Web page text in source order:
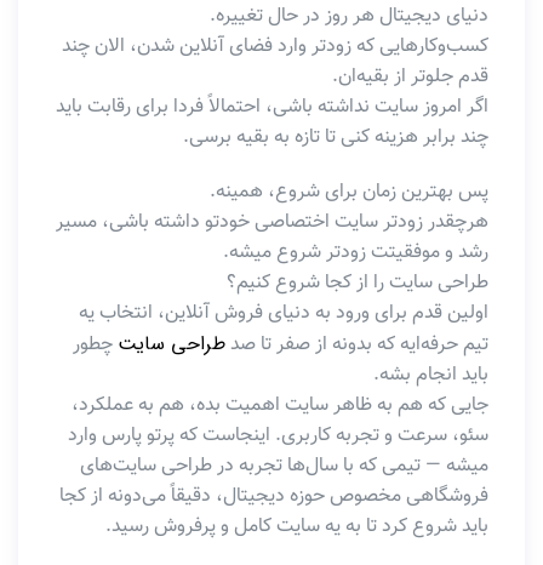
دنیای دیجیتال هر روز در حال تغییره.
کسب‌وکارهایی که زودتر وارد فضای آنلاین شدن، الان چند
قدم جلوتر از بقیه‌ان.
اگر امروز سایت نداشته باشی، احتمالاً فردا برای رقابت باید
چند برابر هزینه کنی تا تازه به بقیه برسی.
پس بهترین زمان برای شروع، همینه.
هرچقدر زودتر سایت اختصاصی خودتو داشته باشی، مسیر
رشد و موفقیتت زودتر شروع میشه.
طراحی سایت را از کجا شروع کنیم؟
اولین قدم برای ورود به دنیای فروش آنلاین، انتخاب یه
تیم حرفه‌ایه که بدونه از صفر تا صد طراحی سایت چطور
باید انجام بشه.
جایی که هم به ظاهر سایت اهمیت بده، هم به عملکرد،
سئو، سرعت و تجربه کاربری. اینجاست که پرتو پارس وارد
میشه — تیمی که با سال‌ها تجربه در طراحی سایت‌های
فروشگاهی مخصوص حوزه دیجیتال، دقیقاً می‌دونه از کجا
باید شروع کرد تا به یه سایت کامل و پرفروش رسید.